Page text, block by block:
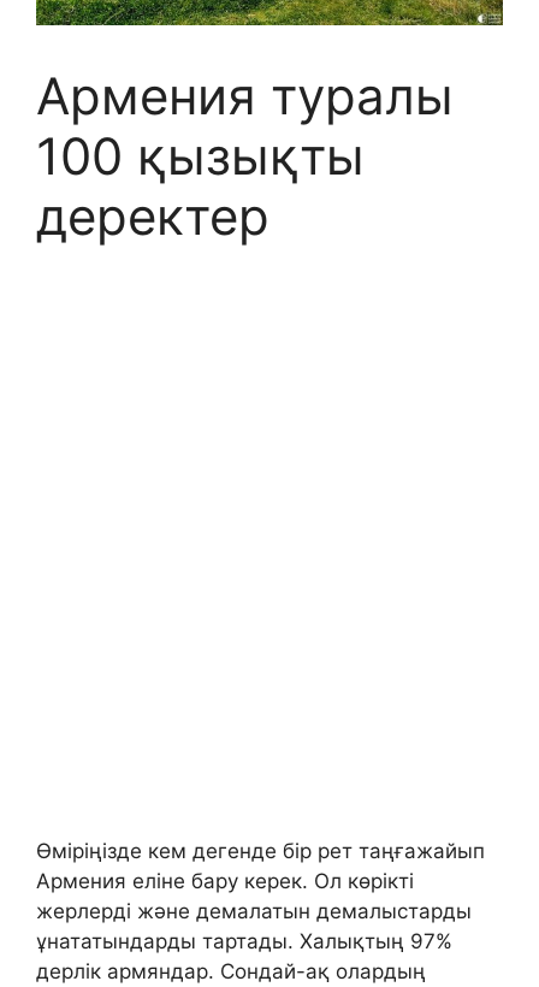
Армения туралы
100 қызықты
деректер
Өміріңізде кем дегенде бір рет таңғажайып
Армения еліне бару керек. Ол көрікті
жерлерді және демалатын демалыстарды
ұнататындарды тартады. Халықтың 97%
дерлік армяндар. Сондай-ақ олардың